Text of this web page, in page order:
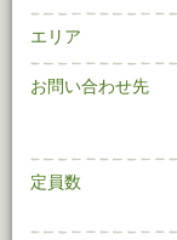
エリア
お問い合わせ先
定員数